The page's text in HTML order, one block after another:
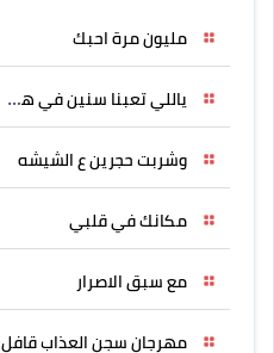
مليون مرة احبك
ياللي تعبنا سنين في هواه
وشربت حجرين ع الشيشه
مكانك في قلبي
مع سبق الاصرار
مهرجان سجن العذاب قافل